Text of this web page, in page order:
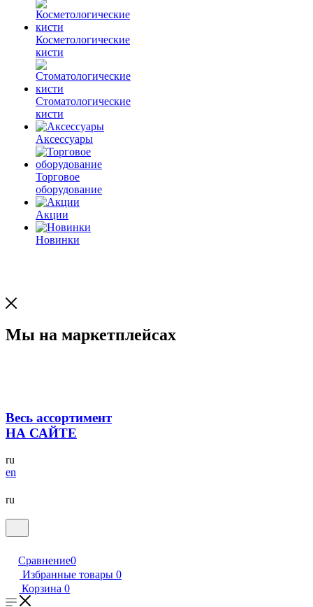
Косметологические
кисти
Стоматологические
кисти
Аксессуары
Торговое
оборудование
Акции
Новинки
Мы на маркетплейсах
Весь ассортимент
НА САЙТЕ
ru
en
ru
Сравнение0
Избранные товары 0
Корзина 0